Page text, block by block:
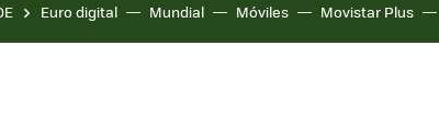
Euro digital Mundial Móviles Movistar Plus
Pixel 10a